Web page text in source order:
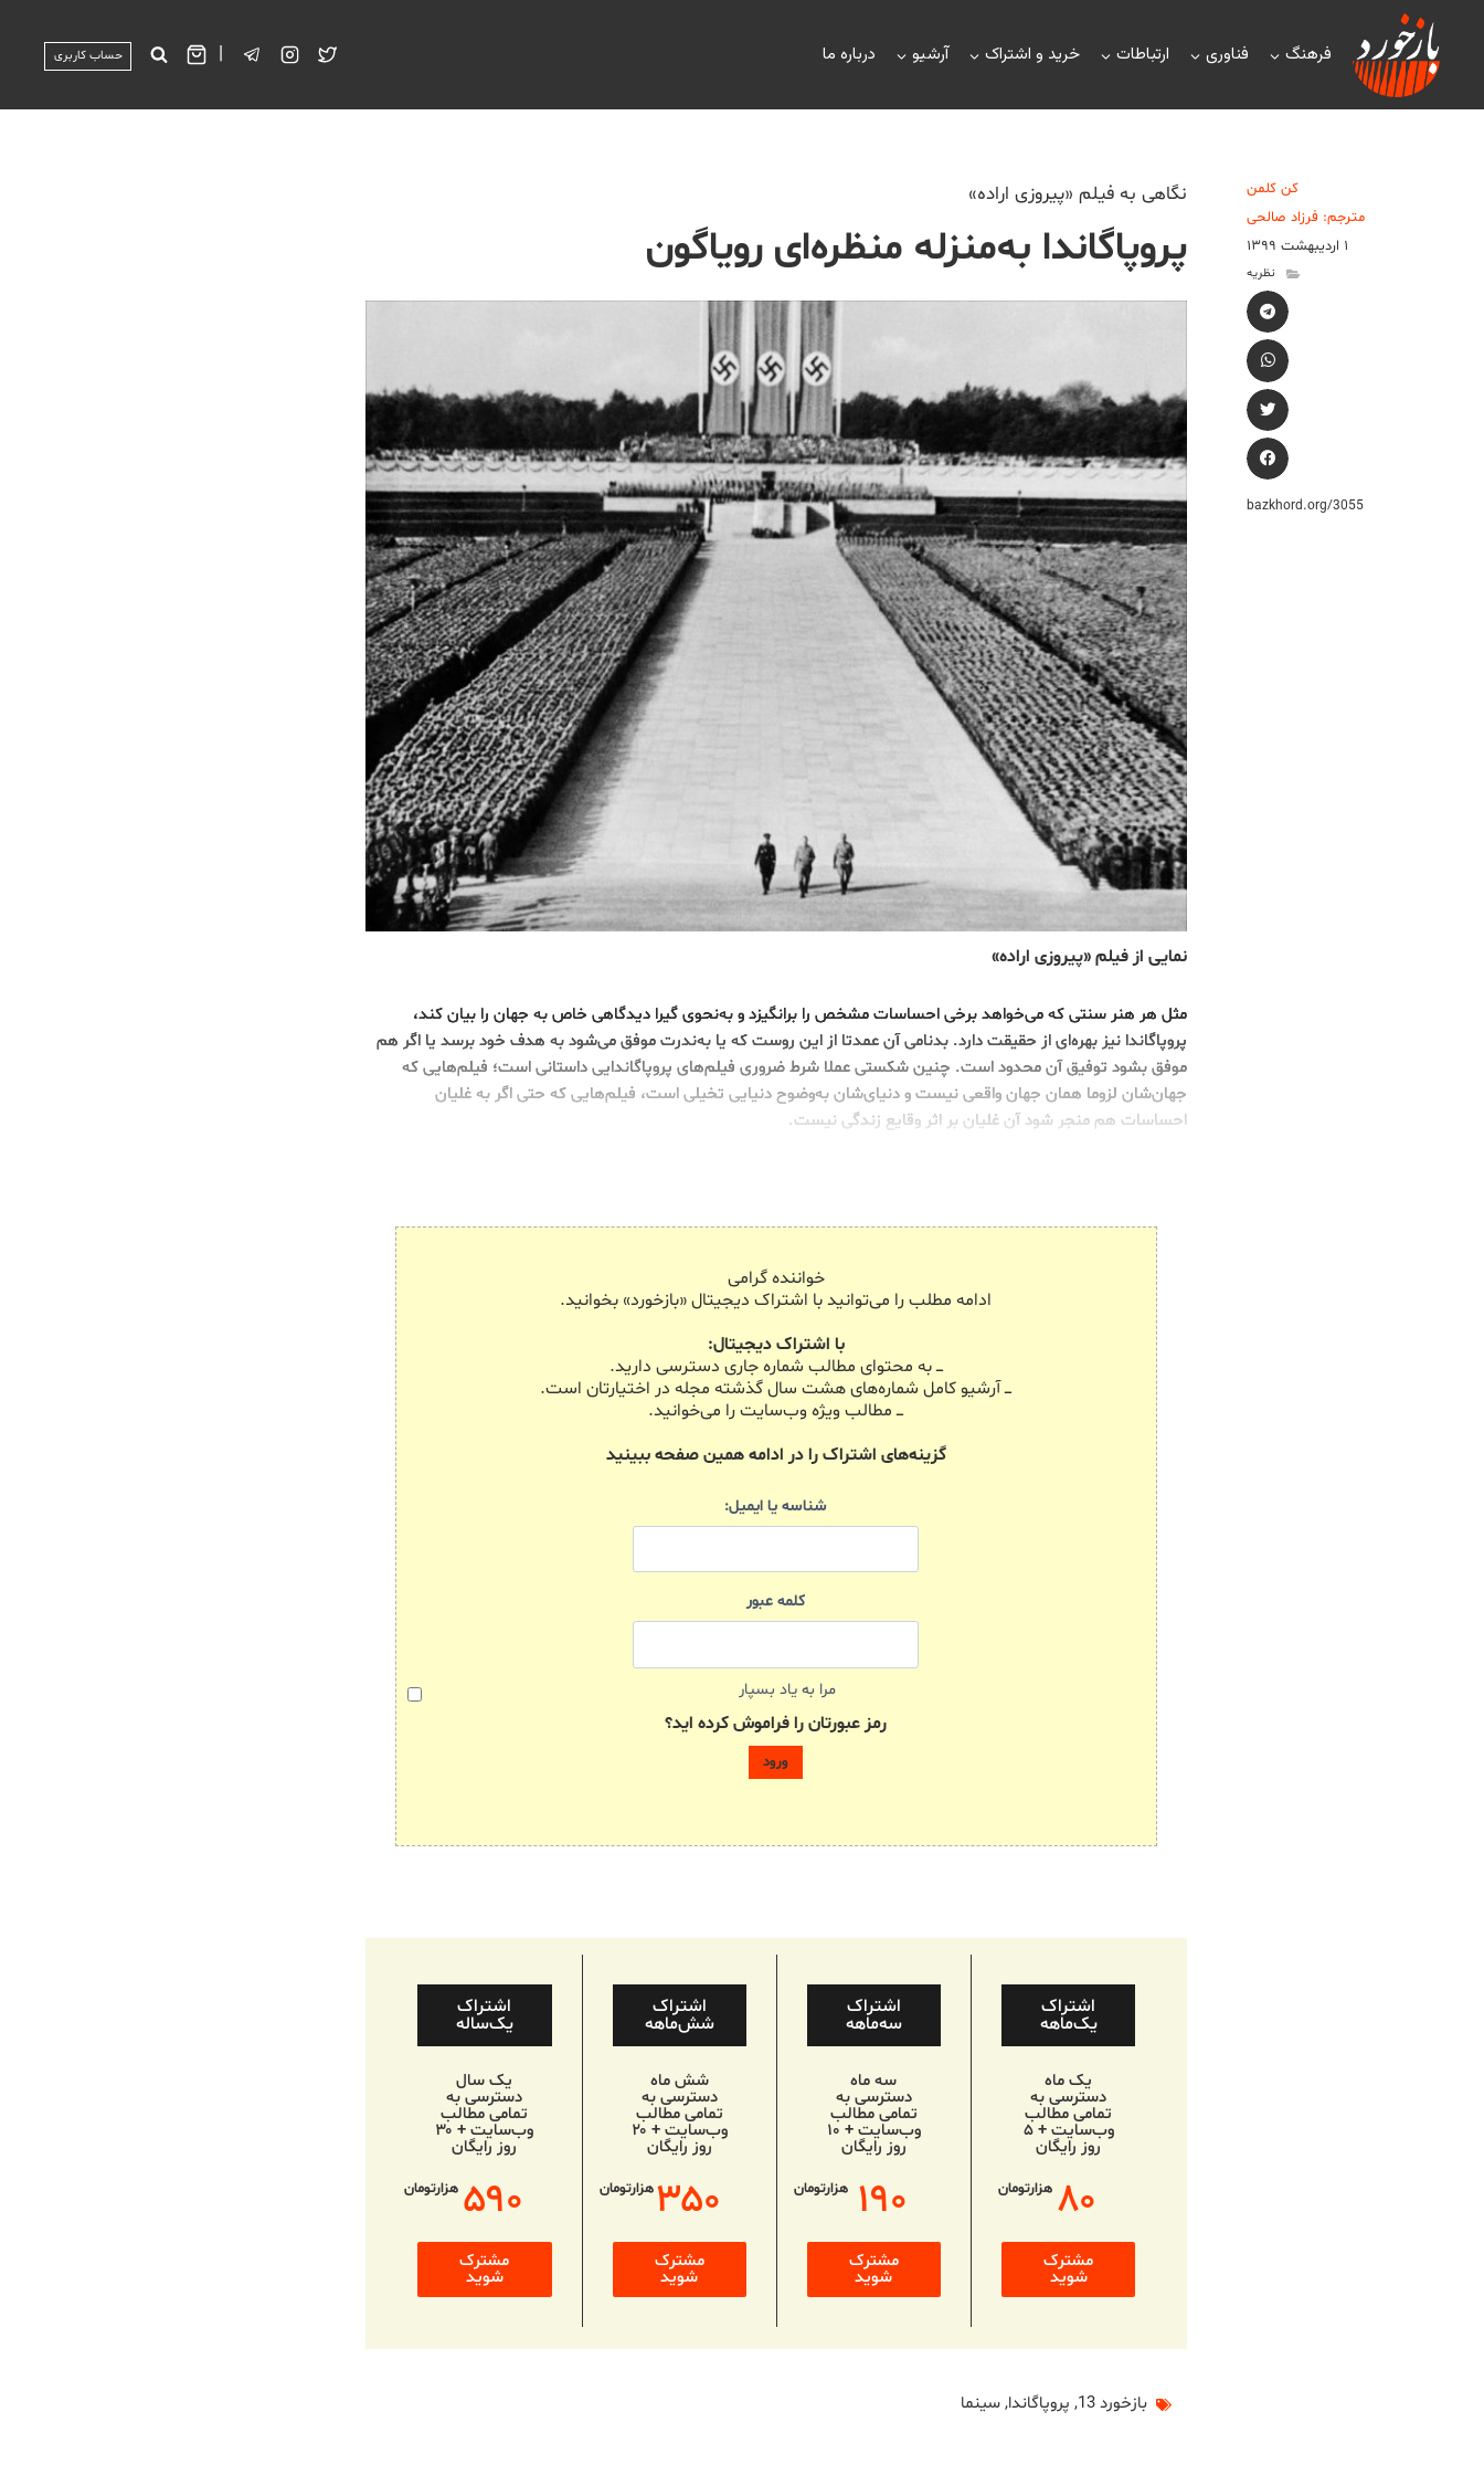
فرهنگ فناوری ارتباطات خرید و اشتراک آرشیو درباره ما | حساب کاربری
کن کلمن
مترجم: فرزاد صالحی
۱ اردیبهشت ۱۳۹۹
نظریه
bazkhord.org/3055
نگاهی به فیلم «پیروزی اراده»
پروپاگاندا به‌منزله منظره‌ای رویاگون
نمایی از فیلم «پیروزی اراده»
مثل هر هنر سنتی که می‌خواهد برخی احساسات مشخص را برانگیزد و به‌نحوی گیرا دیدگاهی خاص به جهان را بیان کند،
پروپاگاندا نیز بهره‌ای از حقیقت دارد. بدنامی آن عمدتا از این روست که یا به‌ندرت موفق می‌شود به هدف خود برسد یا اگر هم
موفق بشود توفیق آن محدود است. چنین شکستی عملا شرط ضروری فیلم‌های پروپاگاندایی داستانی است؛ فیلم‌هایی که
جهان‌شان لزوما همان جهان واقعی نیست و دنیای‌شان به‌وضوح دنیایی تخیلی است، فیلم‌هایی که حتی اگر به غلیان
احساسات هم منجر شود آن غلیان بر اثر وقایع زندگی نیست.
خواننده گرامی
ادامه مطلب را می‌توانید با اشتراک دیجیتال «بازخورد» بخوانید.
با اشتراک دیجیتال:
ـــ به محتوای مطالب شماره جاری دسترسی دارید.
ـــ آرشیو کامل شماره‌های هشت سال گذشته مجله در اختیارتان است.
ـــ مطالب ویژه وب‌سایت را می‌خوانید.
گزینه‌های اشتراک را در ادامه همین صفحه ببینید
شناسه یا ایمیل:
کلمه عبور
مرا به یاد بسپار
رمز عبورتان را فراموش کرده اید؟
اشتراک
یک‌ماهه
یک ماه
دسترسی به
تمامی مطالب
وب‌سایت + ۵
روز رایگان
۸۰ هزارتومان
مشترک
شوید
اشتراک
سه‌ماهه
سه ماه
دسترسی به
تمامی مطالب
وب‌سایت + ۱۰
روز رایگان
۱۹۰ هزارتومان
مشترک
شوید
اشتراک
شش‌ماهه
شش ماه
دسترسی به
تمامی مطالب
وب‌سایت + ۲۰
روز رایگان
۳۵۰هزارتومان
مشترک
شوید
اشتراک
یک‌ساله
یک سال
دسترسی به
تمامی مطالب
وب‌سایت + ۳۰
روز رایگان
۵۹۰ هزارتومان
مشترک
شوید
بازخورد 13 , پروپاگاندا,سینما